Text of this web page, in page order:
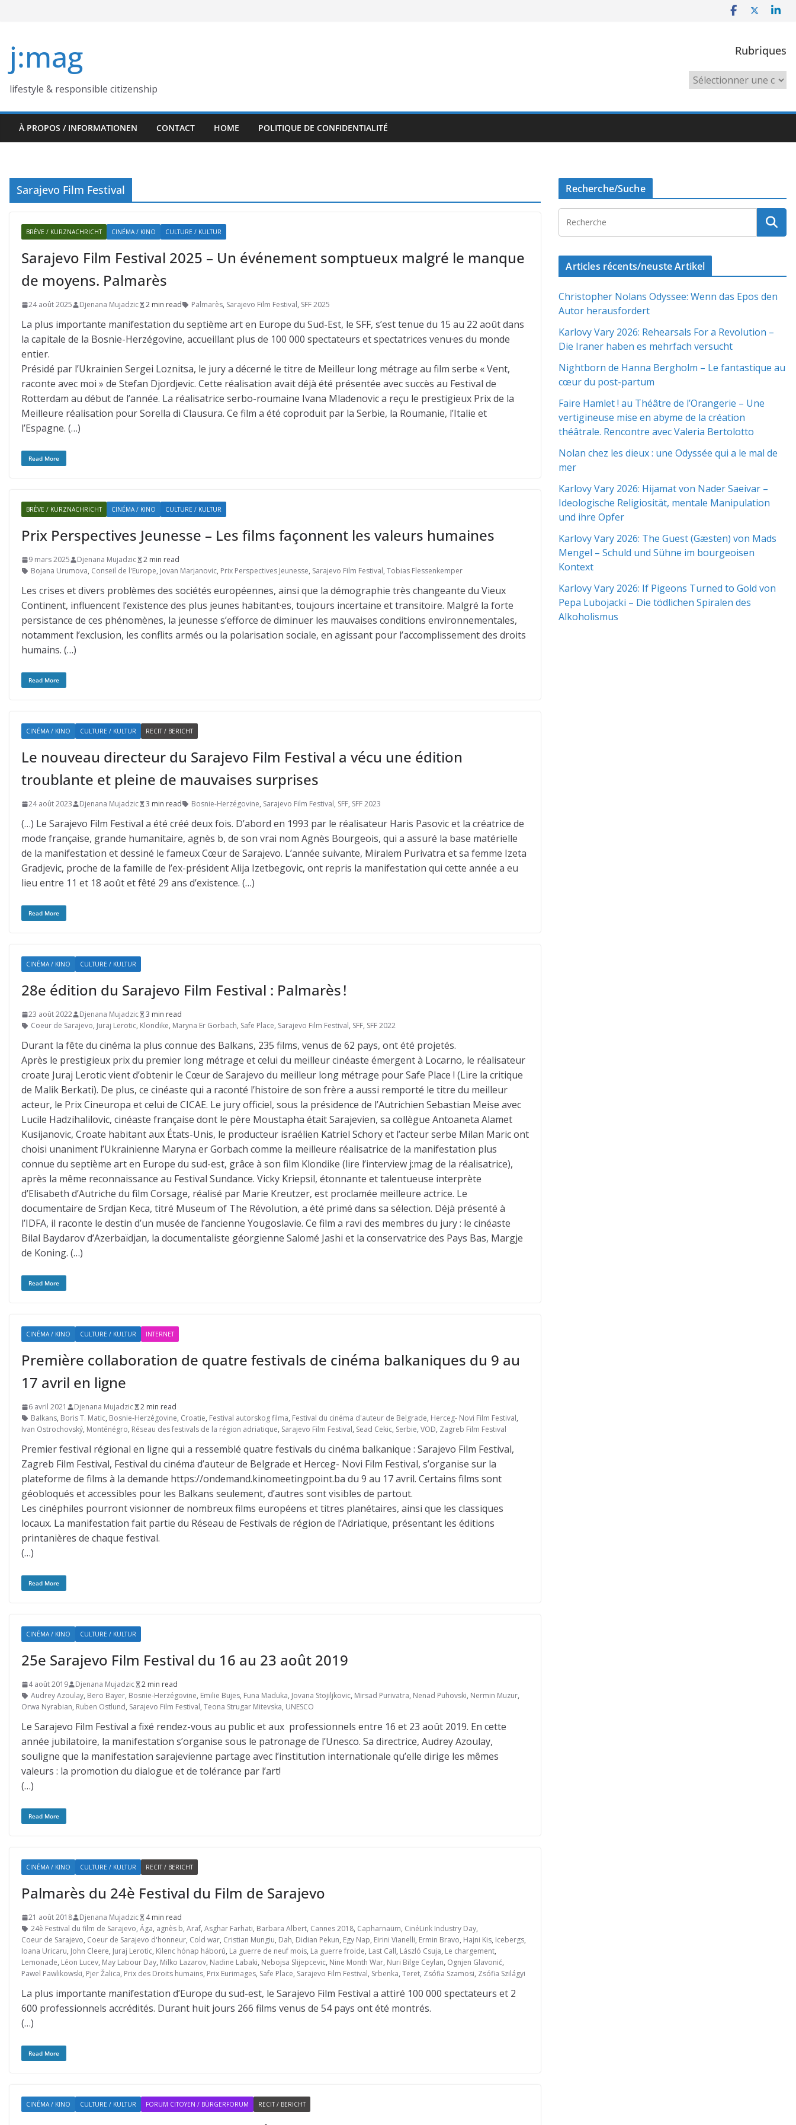
j:mag
lifestyle & responsible citizenship
Rubriques
Rubriques
À PROPOS / INFORMATIONEN CONTACT HOME POLITIQUE DE CONFIDENTIALITÉ
Sarajevo Film Festival
BRÈVE / KURZNACHRICHT CINÉMA / KINO CULTURE / KULTUR
Sarajevo Film Festival 2025 – Un événement somptueux malgré le manque
de moyens. Palmarès
24 août 2025 Djenana Mujadzic 2 min read Palmarès, Sarajevo Film Festival, SFF 2025
La plus importante manifestation du septième art en Europe du Sud-Est, le SFF, s’est tenue du 15 au 22 août dans
la capitale de la Bosnie-Herzégovine, accueillant plus de 100 000 spectateurs et spectatrices venu·es du monde
entier.
Présidé par l’Ukrainien Sergei Loznitsa, le jury a décerné le titre de Meilleur long métrage au film serbe « Vent,
raconte avec moi » de Stefan Djordjevic. Cette réalisation avait déjà été présentée avec succès au Festival de
Rotterdam au début de l’année. La réalisatrice serbo-roumaine Ivana Mladenovic a reçu le prestigieux Prix de la
Meilleure réalisation pour Sorella di Clausura. Ce film a été coproduit par la Serbie, la Roumanie, l’Italie et
l’Espagne. (…)
Read More
BRÈVE / KURZNACHRICHT CINÉMA / KINO CULTURE / KULTUR
Prix Perspectives Jeunesse – Les films façonnent les valeurs humaines
9 mars 2025 Djenana Mujadzic
2 min read
Bojana Urumova, Conseil de l'Europe, Jovan Marjanovic, Prix Perspectives Jeunesse, Sarajevo Film Festival, Tobias Flessenkemper
Les crises et divers problèmes des sociétés européennes, ainsi que la démographie très changeante du Vieux
Continent, influencent l’existence des plus jeunes habitant·es, toujours incertaine et transitoire. Malgré la forte
persistance de ces phénomènes, la jeunesse s’efforce de diminuer les mauvaises conditions environnementales,
notamment l’exclusion, les conflits armés ou la polarisation sociale, en agissant pour l’accomplissement des droits
humains. (…)
Read More
CINÉMA / KINO CULTURE / KULTUR RECIT / BERICHT
Le nouveau directeur du Sarajevo Film Festival a vécu une édition
troublante et pleine de mauvaises surprises
24 août 2023 Djenana Mujadzic 3 min read Bosnie-Herzégovine, Sarajevo Film Festival, SFF, SFF 2023
(…) Le Sarajevo Film Festival a été créé deux fois. D’abord en 1993 par le réalisateur Haris Pasovic et la créatrice de
mode française, grande humanitaire, agnès b, de son vrai nom Agnès Bourgeois, qui a assuré la base matérielle
de la manifestation et dessiné le fameux Cœur de Sarajevo. L’année suivante, Miralem Purivatra et sa femme Izeta
Gradjevic, proche de la famille de l’ex-président Alija Izetbegovic, ont repris la manifestation qui cette année a eu
lieu entre 11 et 18 août et fêté 29 ans d’existence. (…)
Read More
CINÉMA / KINO CULTURE / KULTUR
28e édition du Sarajevo Film Festival : Palmarès !
23 août 2022 Djenana Mujadzic
3 min read
Coeur de Sarajevo, Juraj Lerotic, Klondike, Maryna Er Gorbach, Safe Place, Sarajevo Film Festival, SFF, SFF 2022
Durant la fête du cinéma la plus connue des Balkans, 235 films, venus de 62 pays, ont été projetés.
Après le prestigieux prix du premier long métrage et celui du meilleur cinéaste émergent à Locarno, le réalisateur
croate Juraj Lerotic vient d’obtenir le Cœur de Sarajevo du meilleur long métrage pour Safe Place ! (Lire la critique
de Malik Berkati). De plus, ce cinéaste qui a raconté l’histoire de son frère a aussi remporté le titre du meilleur
acteur, le Prix Cineuropa et celui de CICAE. Le jury officiel, sous la présidence de l’Autrichien Sebastian Meise avec
Lucile Hadzihalilovic, cinéaste française dont le père Moustapha était Sarajevien, sa collègue Antoaneta Alamet
Kusijanovic, Croate habitant aux États-Unis, le producteur israélien Katriel Schory et l’acteur serbe Milan Maric ont
choisi unaniment l’Ukrainienne Maryna er Gorbach comme la meilleure réalisatrice de la manifestation plus
connue du septième art en Europe du sud-est, grâce à son film Klondike (lire l’interview j:mag de la réalisatrice),
après la même reconnaissance au Festival Sundance. Vicky Kriepsil, étonnante et talentueuse interprète
d’Elisabeth d’Autriche du film Corsage, réalisé par Marie Kreutzer, est proclamée meilleure actrice. Le
documentaire de Srdjan Keca, titré Museum of The Révolution, a été primé dans sa sélection. Déjà présenté à
l’IDFA, il raconte le destin d’un musée de l’ancienne Yougoslavie. Ce film a ravi des membres du jury : le cinéaste
Bilal Baydarov d’Azerbaïdjan, la documentaliste géorgienne Salomé Jashi et la conservatrice des Pays Bas, Margje
de Koning. (…)
Read More
CINÉMA / KINO CULTURE / KULTUR INTERNET
Première collaboration de quatre festivals de cinéma balkaniques du 9 au
17 avril en ligne
6 avril 2021 Djenana Mujadzic
2 min read
Balkans, Boris T. Matic, Bosnie-Herzégovine, Croatie, Festival autorskog filma, Festival du cinéma d'auteur de Belgrade, Herceg- Novi Film Festival,
Ivan Ostrochovský, Monténégro, Réseau des festivals de la région adriatique, Sarajevo Film Festival, Sead Cekic, Serbie, VOD, Zagreb Film Festival
Premier festival régional en ligne qui a ressemblé quatre festivals du cinéma balkanique : Sarajevo Film Festival,
Zagreb Film Festival, Festival du cinéma d’auteur de Belgrade et Herceg- Novi Film Festival, s’organise sur la
plateforme de films à la demande https://ondemand.kinomeetingpoint.ba du 9 au 17 avril. Certains films sont
géobloqués et accessibles pour les Balkans seulement, d’autres sont visibles de partout.
Les cinéphiles pourront visionner de nombreux films européens et titres planétaires, ainsi que les classiques
locaux. La manifestation fait partie du Réseau de Festivals de région de l’Adriatique, présentant les éditions
printanières de chaque festival.
(…)
Read More
CINÉMA / KINO CULTURE / KULTUR
25e Sarajevo Film Festival du 16 au 23 août 2019
4 août 2019 Djenana Mujadzic
2 min read
Audrey Azoulay, Bero Bayer, Bosnie-Herzégovine, Emilie Bujes, Funa Maduka, Jovana Stojiljkovic, Mirsad Purivatra, Nenad Puhovski, Nermin Muzur,
Orwa Nyrabian, Ruben Ostlund, Sarajevo Film Festival, Teona Strugar Mitevska, UNESCO
Le Sarajevo Film Festival a fixé rendez-vous au public et aux professionnels entre 16 et 23 août 2019. En cette
année jubilatoire, la manifestation s’organise sous le patronage de l’Unesco. Sa directrice, Audrey Azoulay,
souligne que la manifestation sarajevienne partage avec l’institution internationale qu’elle dirige les mêmes
valeurs : la promotion du dialogue et de tolérance par l’art!
(…)
Read More
CINÉMA / KINO CULTURE / KULTUR RECIT / BERICHT
Palmarès du 24è Festival du Film de Sarajevo
21 août 2018 Djenana Mujadzic
4 min read
24è Festival du film de Sarajevo, Ága, agnès b, Araf, Asghar Farhati, Barbara Albert, Cannes 2018, Capharnaüm, CinéLink Industry Day,
Coeur de Sarajevo, Coeur de Sarajevo d'honneur, Cold war, Cristian Mungiu, Dah, Didian Pekun, Egy Nap, Eirini Vianelli, Ermin Bravo, Hajni Kis, Icebergs,
Ioana Uricaru, John Cleere, Juraj Lerotic, Kilenc hónap háború, La guerre de neuf mois, La guerre froide, Last Call, László Csuja, Le chargement,
Lemonade, Léon Lucev, May Labour Day, Milko Lazarov, Nadine Labaki, Nebojsa Slijepcevic, Nine Month War, Nuri Bilge Ceylan, Ognjen Glavonić,
Pawel Pawlikowski, Pjer Žalica, Prix des Droits humains, Prix Eurimages, Safe Place, Sarajevo Film Festival, Srbenka, Teret, Zsófia Szamosi, Zsófia Szilágyi
La plus importante manifestation d’Europe du sud-est, le Sarajevo Film Festival a attiré 100 000 spectateurs et 2
600 professionnels accrédités. Durant huit jours 266 films venus de 54 pays ont été montrés.
(…)
Read More
CINÉMA / KINO CULTURE / KULTUR FORUM CITOYEN / BÜRGERFORUM RECIT / BERICHT
Recherche/Suche
Articles récents/neuste Artikel
Christopher Nolans Odyssee: Wenn das Epos den
Autor herausfordert
Karlovy Vary 2026: Rehearsals For a Revolution –
Die Iraner haben es mehrfach versucht
Nightborn de Hanna Bergholm – Le fantastique au
cœur du post-partum
Faire Hamlet ! au Théâtre de l’Orangerie – Une
vertigineuse mise en abyme de la création
théâtrale. Rencontre avec Valeria Bertolotto
Nolan chez les dieux : une Odyssée qui a le mal de
mer
Karlovy Vary 2026: Hijamat von Nader Saeivar​​ –
Ideologische Religiosität, mentale Manipulation
und ihre Opfer
Karlovy Vary 2026: The Guest (Gæsten) von Mads
Mengel – Schuld und Sühne im bourgeoisen
Kontext
Karlovy Vary 2026: If Pigeons Turned to Gold von
Pepa Lubojacki – Die tödlichen Spiralen des
Alkoholismus